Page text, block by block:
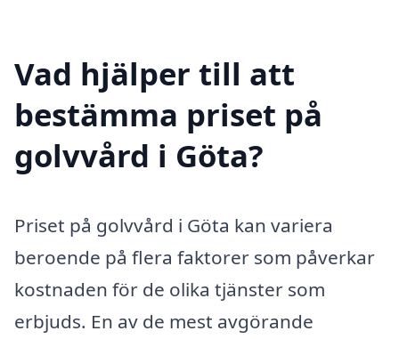
Vad hjälper till att
bestämma priset på
golvvård i Göta?
Priset på golvvård i Göta kan variera
beroende på flera faktorer som påverkar
kostnaden för de olika tjänster som
erbjuds. En av de mest avgörande